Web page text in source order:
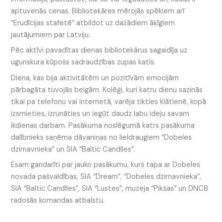
aptuvenās cenas. Bibliotekāres mērojās spēkiem arī
“Erudīcijas stafetē” atbildot uz dažādiem āķīgiem
jautājumiem par Latviju.
Pēc aktīvi pavadītas dienas bibliotekārus sagaidīja uz
ugunskura kūpošs sadraudzības zupas katls.
Diena, kas bija aktivitātēm un pozitīvām emocijām
pārbagāta tuvojās beigām. Kolēģi, kuri katru dienu sazinās
tikai pa telefonu vai internetā, varēja tikties klātienē, kopā
izsmieties, izrunāties un iegūt daudz labu ideju savam
ikdienas darbam. Pasākuma noslēgumā katrs pasākuma
dalībnieks saņēma dāvaniņas no lieldraugiem “Dobeles
dzirnavnieka” un SIA “Baltic Candlles”.
Esam gandarīti par jauko pasākumu, kurš tapa ar Dobeles
novada pašvaldības, SIA “Dream”, “Dobeles dzirnavnieka”,
SIA “Baltic Candlles”, SIA “Lustes”, muzeja “Pikšas” un DNCB
radošās komandas atbalstu.